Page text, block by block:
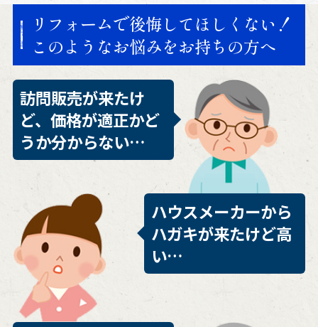
リフォームで後悔してほしくない！
このようなお悩みをお持ちの方へ
訪問販売が来たけ
ど、価格が適正かど
うか分からない…
ハウスメーカーから
ハガキが来たけど高
い…